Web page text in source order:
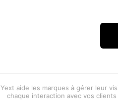
Yext aide les marques à gérer leur
chaque interaction avec vos